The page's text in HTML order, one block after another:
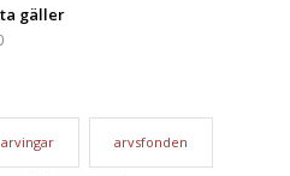
gäller
arvingar arvsfonden